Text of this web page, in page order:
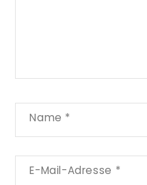
Name *
E-Mail-Adresse *